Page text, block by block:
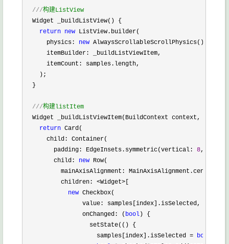
///构建ListView
  Widget _buildListView() {
return new ListView.builder(
      physics:
new AlwaysScrollableScrollPhysics(),
      itemBuilder: _buildListViewItem,
      itemCount: samples.length,
    );
  }
///构建listItem
  Widget _buildListViewItem(BuildContext context,
return Card(
      child: Container(
        padding: EdgeInsets.symmetric(vertical:
8,
        child:
new Row(
          mainAxisAlignment: MainAxisAlignment.center,
          children:
<Widget>
new Checkbox(
                value: samples[index].isSelected,
                onChanged: (
bool ) {
                  setState(() {
                    samples[index].isSelected
= bool